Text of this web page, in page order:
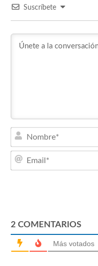
Suscríbete
2 COMENTARIOS
Más votados